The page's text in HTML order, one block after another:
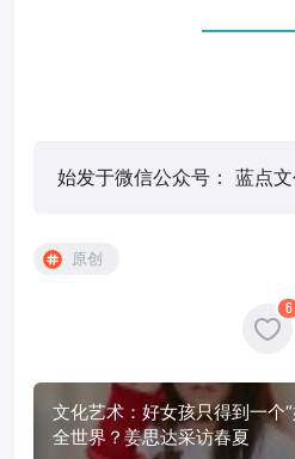
始发于微信公众号： 蓝点
原创
6
文化艺术：好女孩只得到一个
全世界？姜思达采访春夏